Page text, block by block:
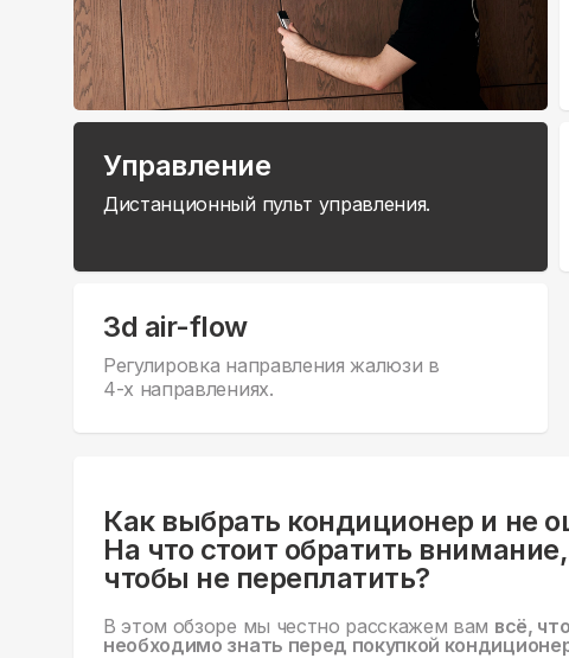
Управление
Дистанционный пульт управления.
3d air-flow
Регулировка направления жалюзи в
4-х направлениях.
Как выбрать кондиционер и не
На что стоит обратить внимание,
чтобы не переплатить?
В этом обзоре мы честно расскажем вам всё, что
необходимо знать перед покупкой